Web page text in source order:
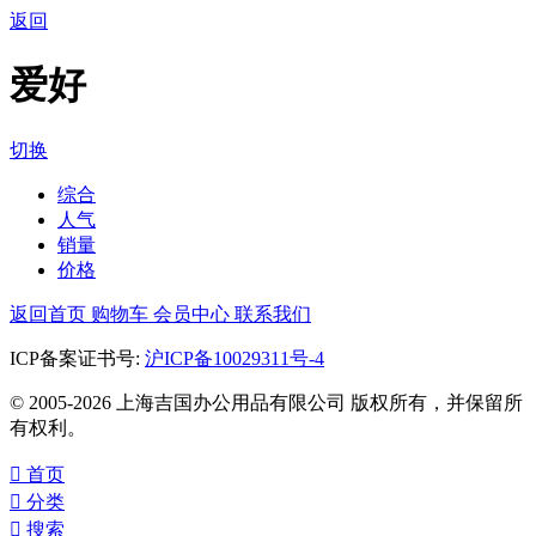
返回
爱好
切换
综合
人气
销量
价格
返回首页 购物车 会员中心 联系我们
ICP备案证书号: 沪ICP备10029311号-4
© 2005-2026 上海吉国办公用品有限公司 版权所有，并保留所
有权利。
 首页
 分类
 搜索